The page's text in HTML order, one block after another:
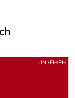
UNI/FH/PH